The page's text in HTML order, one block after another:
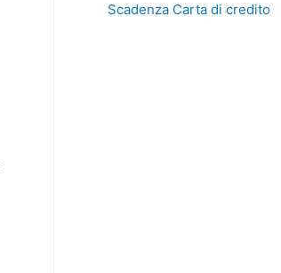
Scadenza Carta di credito